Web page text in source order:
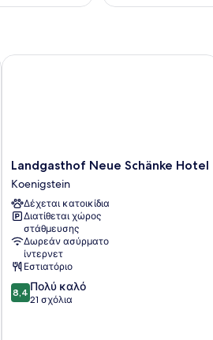
Landgasthof
Neue
Schänke
Hotel
Koenigstein
Landgasthof Neue Schänke Hotel
Koenigstein
Δέχεται κατοικίδια
Διατίθεται χώρος
στάθμευσης
Δωρεάν ασύρματο
ίντερνετ
Εστιατόριο
8.4
στα
8,4 Πολύ καλό
21 σχόλια
Landgasthof Neue Schänke Hotel